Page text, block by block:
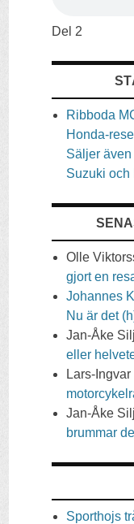
Del 2
Ribboda
Honda-
Säljer
Suzuki och
Olle
gjort en
Johannes
Nu är det
Jan-Åke
eller
Lars-
Jan-Åke
brummar
Sporthojs